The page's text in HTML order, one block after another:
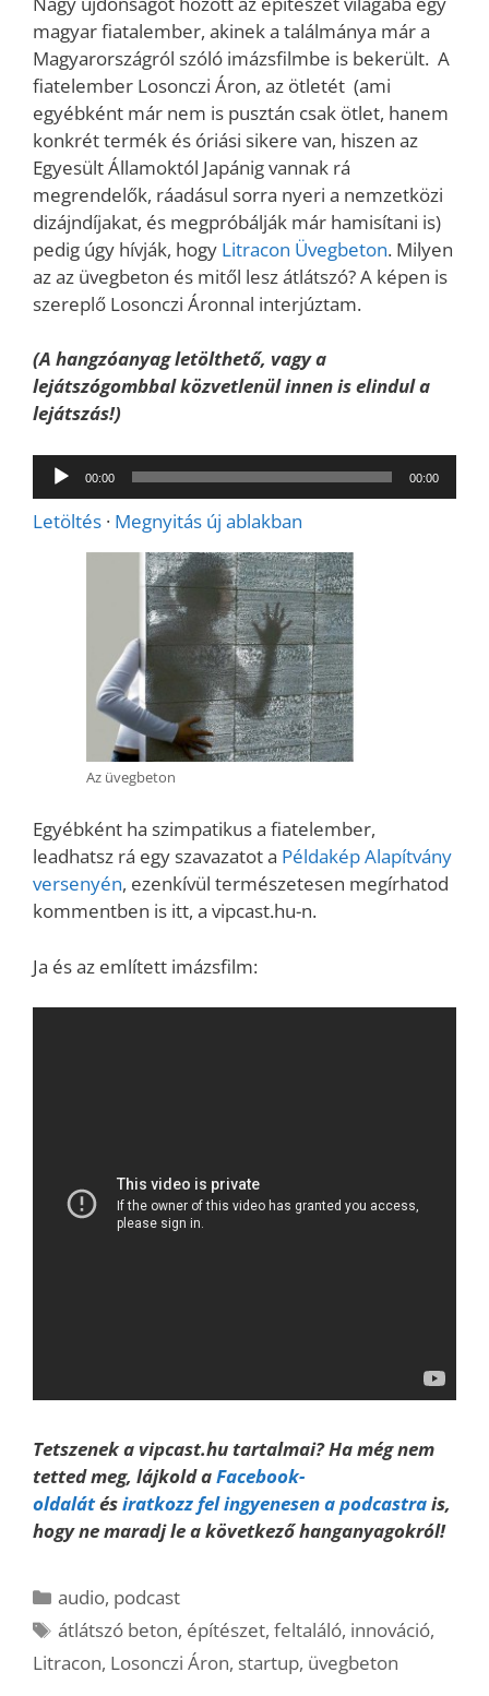
magyar fiatalember, akinek a találmánya már a
Magyarországról szóló imázsfilmbe is bekerült. A
fiatelember Losonczi Áron, az ötletét (ami
egyébként már nem is pusztán csak ötlet, hanem
konkrét termék és óriási sikere van, hiszen az
Egyesült Államoktól Japánig vannak rá
megrendelők, ráadásul sorra nyeri a nemzetközi
dizájndíjakat, és megpróbálják már hamisítani is)
pedig úgy hívják, hogy Litracon Üvegbeton. Milyen
az az üvegbeton és mitől lesz átlátszó? A képen is
szereplő Losonczi Áronnal interjúztam.
(A hangzóanyag letölthető, vagy a
lejátszógombbal közvetlenül innen is elindul a
lejátszás!)
Audió
lejátszó
00:00 00:00
Letöltés · Megnyitás új ablakban
Az üvegbeton
Egyébként ha szimpatikus a fiatelember,
leadhatsz rá egy szavazatot a Példakép Alapítvány
versenyén, ezenkívül természetesen megírhatod
kommentben is itt, a vipcast.hu-n.
Ja és az említett imázsfilm:
Tetszenek a vipcast.hu tartalmai? Ha még nem
tetted meg, lájkold aFacebook-
oldalátésiratkozz fel ingyenesen a podcastrais,
hogy ne maradj le a következő hanganyagokról!
Kategória
audio, podcast
Címkék
átlátszó beton, építészet,feltaláló, innováció,
Litracon, Losonczi Áron, startup, üvegbeton